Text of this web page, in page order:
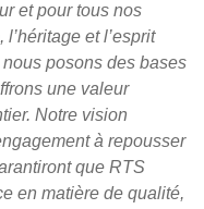
et pour tous nos
et l’esprit
posons des bases
une valeur
Notre vision
à repousser
que RTS
en matière de qualité,